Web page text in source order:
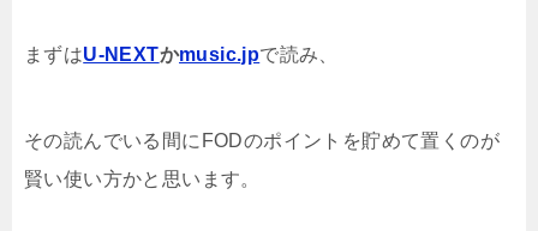
まずはU-NEXTかmusic.jpで読み、
その読んでいる間にFODのポイントを貯めて置くのが
賢い使い方かと思います。